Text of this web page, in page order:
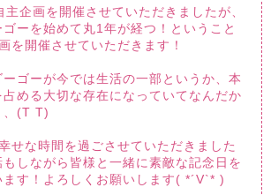
企画を開催させていただきましたが、
ーを始めて丸1年が経つ！ということ
を開催させていただきます！
ゴーが今では生活の一部というか、本
める大切な存在になっていてなんだか
、(T T)
せな時間を過ごさせていただきました
しながら皆様と一緒に素敵な記念日を
す！よろしくお願いします( *´V`* )